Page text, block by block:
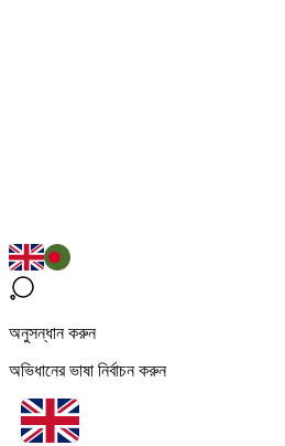
অনুসন্ধান করুন
অভিধানের ভাষা নির্বাচন করুন